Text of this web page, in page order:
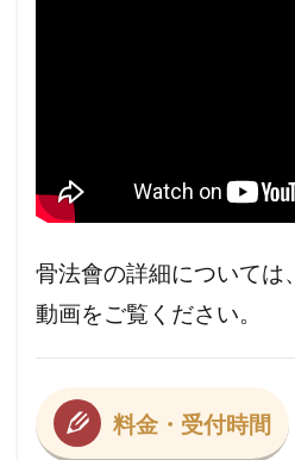
骨法會の詳細については、
動画をご覧ください。
料金・受付時間